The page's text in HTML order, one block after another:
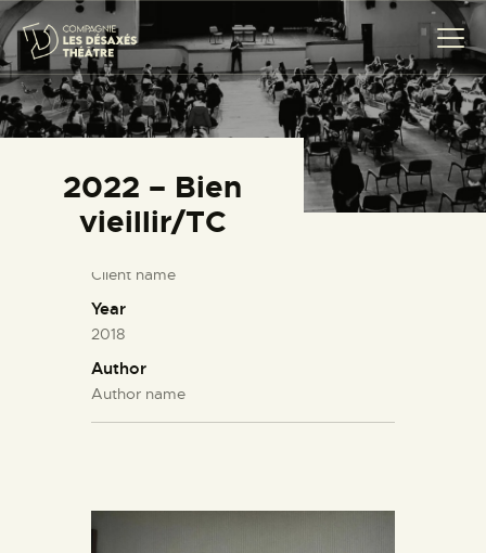
2022 – Bien
vieillir/TC
CRÉATIONS
THÉÂTRE CITOYEN
PROJETS SCOLAIRES
TRANSMISSION
ACTUALITÉS
AGENDA
Client name
Year
2018
Author
Author name